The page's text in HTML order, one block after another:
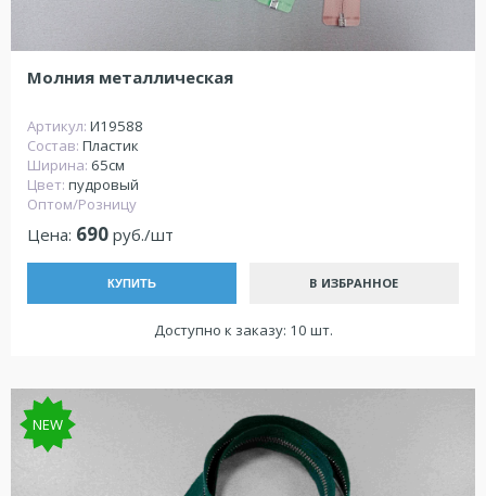
Молния металлическая
Артикул: И19588
Состав: Пластик
Ширина: 65см
Цвет: пудровый
Оптом/Розницу
Цена: 690 руб./шт
КУПИТЬ В ИЗБРАННОЕ
Доступно к заказу: 10 шт.
NEW